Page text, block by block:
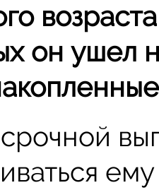
он ушел